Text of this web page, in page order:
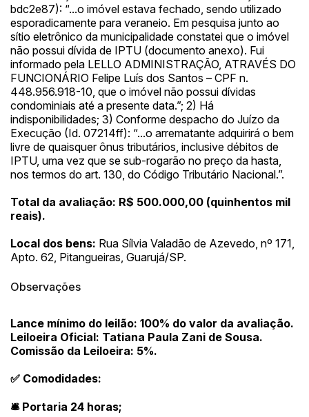
bdc2e87): “...o imóvel estava fechado, sendo utilizado
esporadicamente para veraneio. Em pesquisa junto ao
sítio eletrônico da municipalidade constatei que o imóvel
não possui dívida de IPTU (documento anexo). Fui
informado pela LELLO ADMINISTRAÇÃO, ATRAVÉS DO
FUNCIONÁRIO Felipe Luís dos Santos – CPF n.
448.956.918-10, que o imóvel não possui dívidas
condominiais até a presente data.”; 2) Há
indisponibilidades; 3) Conforme despacho do Juízo da
Execução (Id. 07214ff): “...o arrematante adquirirá o bem
livre de quaisquer ônus tributários, inclusive débitos de
IPTU, uma vez que se sub-rogarão no preço da hasta,
nos termos do art. 130, do Código Tributário Nacional.”.
Total da avaliação: R$ 500.000,00 (quinhentos mil
reais).
Local dos bens: Rua Sílvia Valadão de Azevedo, nº 171,
Apto. 62, Pitangueiras, Guarujá/SP.
Observações
Lance mínimo do leilão: 100% do valor da avaliação.
Leiloeira Oficial: Tatiana Paula Zani de Sousa.
Comissão da Leiloeira: 5%.
✅ Comodidades:
🛎️ Portaria 24 horas;
Envie sua Proposta
(Art. 895, CPC)
Histórico de Propostas
Data Usuário
14/04/2025 18:43:11 TIAGOFELIPE R$ 1,00
14/04/2025 18:43:11 TIAGOFELIPE R$ 1,00
14/04/2025 18:43:11 TIAGOFELIPE R$ 1,00
Clique aqui para fazer login
Habilite-se para efetuar lances ou
propostas